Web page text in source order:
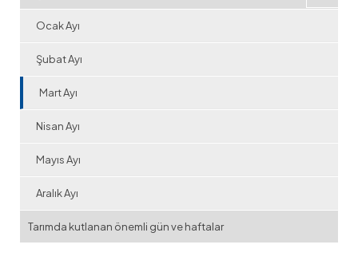
Ocak Ayı
Şubat Ayı
Mart Ayı
Nisan Ayı
Mayıs Ayı
Aralık Ayı
Tarımda kutlanan önemli gün ve haftalar